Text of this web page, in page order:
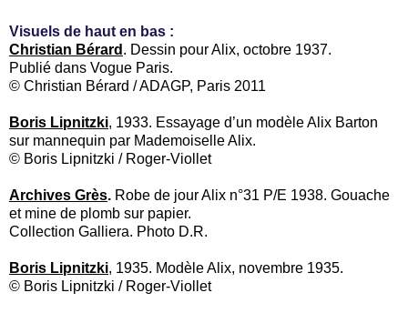
Visuels de haut en bas :
Christian Bérard . Dessin pour Alix, octobre 1937.
Publié dans Vogue Paris.
© Christian Bérard / ADAGP, Paris 2011
Boris Lipnitzki, 1933. Essayage d’un modèle Alix Barton
sur mannequin par Mademoiselle Alix.
© Boris Lipnitzki / Roger-Viollet
Archives Grès. Robe de jour Alix n°31 P/E 1938. Gouache
et mine de plomb sur papier.
Collection Galliera. Photo D.R.
Boris Lipnitzki, 1935. Modèle Alix, novembre 1935.
© Boris Lipnitzki / Roger-Viollet